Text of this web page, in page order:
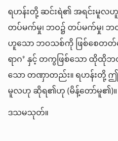
ရဟန်းတို့ ဆင်းရဲ၏ အရင်းမူ
တပ်မက်မှု၊ ဘဝ၌ တပ်မက်မှု၊ ဘ
ဟူသော ဘဝသစ်ကို ဖြစ်စေတတ်
ရာဂ’ နှင့် တကွဖြစ်သော ထို
သော တဏှာတည်း။ ရဟန်းတို့
မူလဟု ဆိုရ၏ဟု (မိန့်တော်မူ၏)။
ဒသမသုတ်။